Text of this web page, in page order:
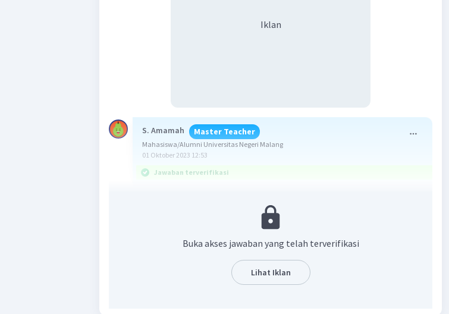
Iklan
S. Amamah Master Teacher
Mahasiswa/Alumni Universitas Negeri Malang
01 Oktober 2023 12:53
Jawaban terverifikasi
Jika persamaan kuadrat ax² + bx + c = 0 dan x1 dan x2 adalah akar-
akar persamaanya maka
x1 + x2 = -b/a dan x1.x2 = c/a
Buka akses jawaban yang telah terverifikasi
Lihat Iklan